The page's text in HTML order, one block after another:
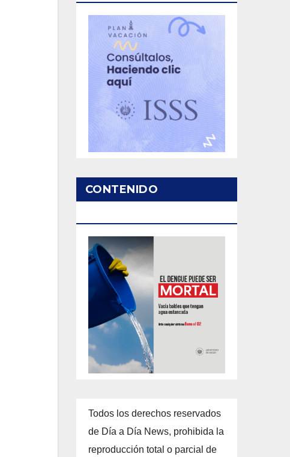
CONTENIDO
Todos los derechos reservados
de Día a Día News, prohibida la
reproducción total o parcial de